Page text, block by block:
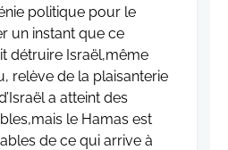
politique pour le
un instant que ce
détruire Israël,même
relève de la plaisanterie
a atteint des
le Hamas est
de ce qui arrive à